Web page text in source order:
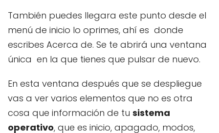
También puedes llegara este punto desde el
menú de inicio lo oprimes, ahí es donde
escribes Acerca de. Se te abrirá una ventana
única en la que tienes que pulsar de nuevo.
En esta ventana después que se despliegue
vas a ver varios elementos que no es otra
cosa que información de tu sistema
operativo, que es inicio, apagado, modos,